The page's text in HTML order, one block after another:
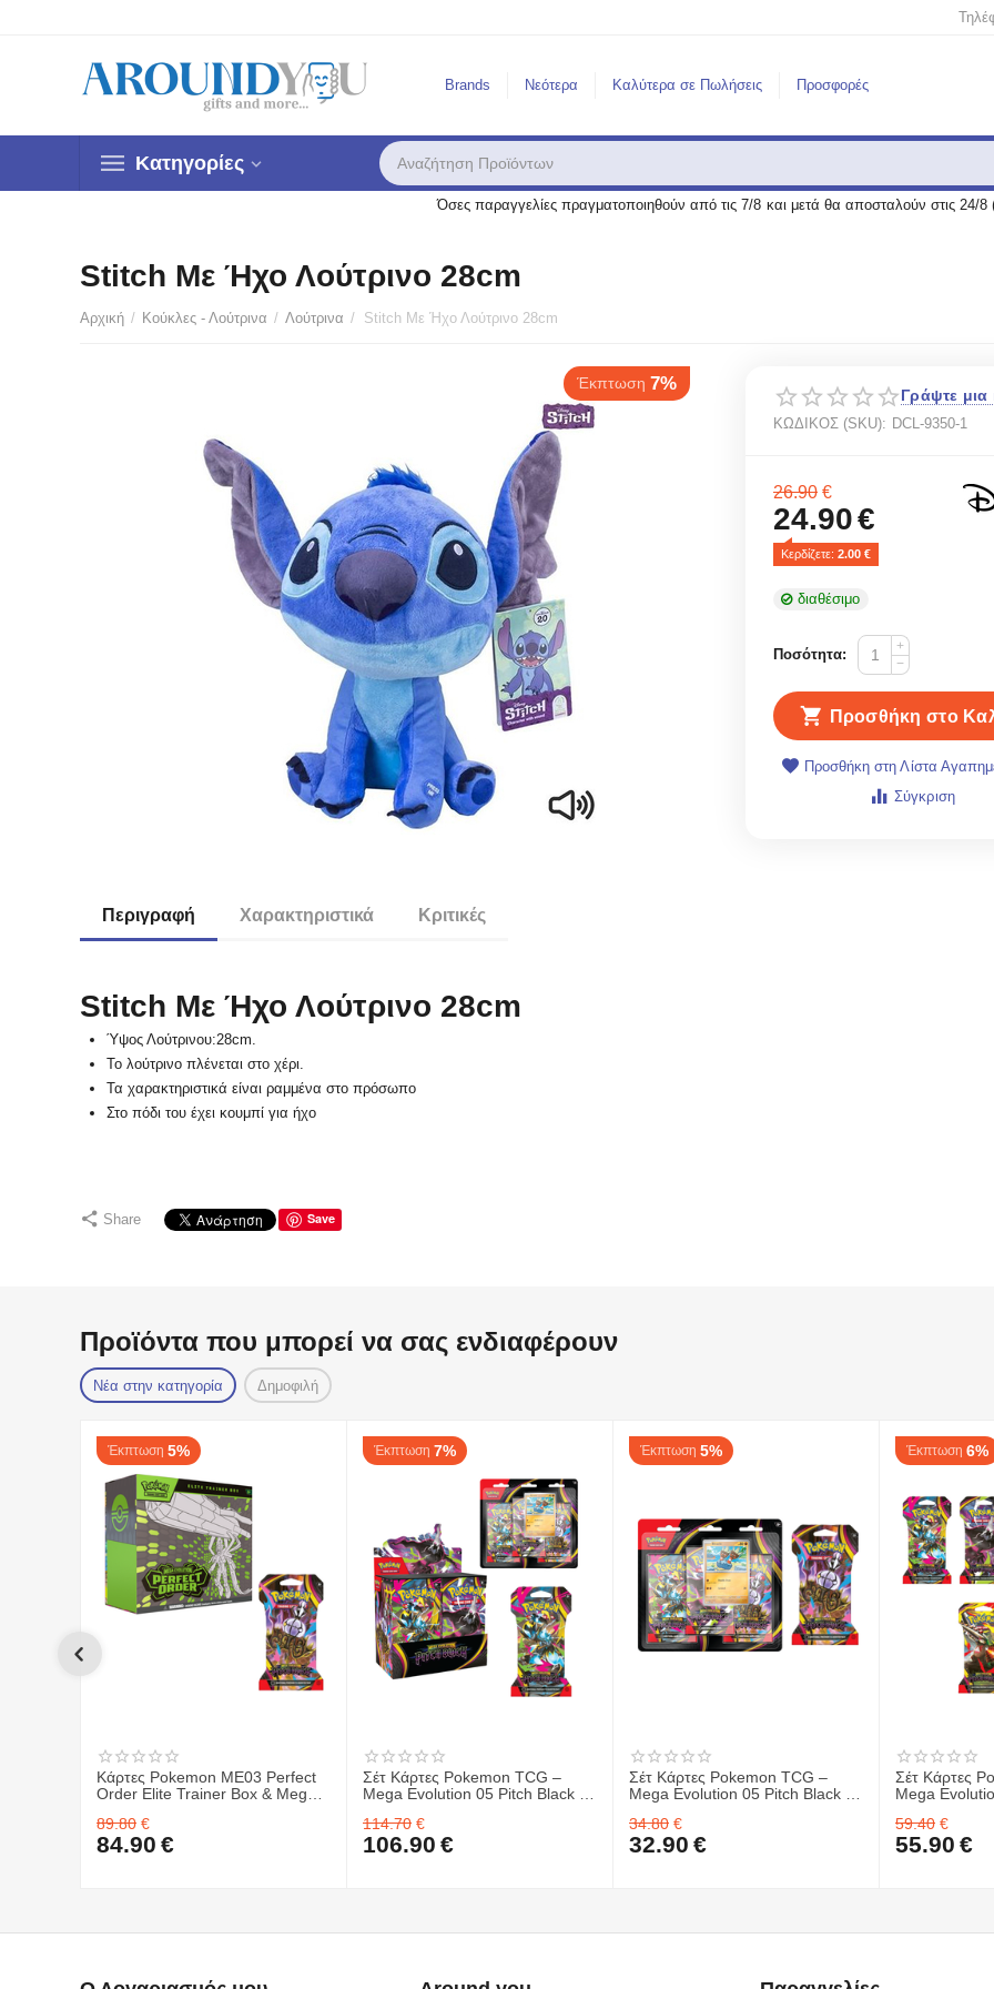
Brands Νεότερα Καλύτερα σε Πωλήσεις Προσφορές
Κατηγορίες
Όσες παραγγελίες πραγματοποιηθούν από τις 7/8 και μετά θα αποσταλούν στις 24/8
Stitch Με Ήχο Λούτρινο 28cm
Αρχική / Κούκλες - Λούτρινα / Λούτρινα / Stitch Με Ήχο Λούτρινο 28cm
Έκπτωση 7%
Γράψτε μια
ΚΩΔΙΚΟΣ (SKU): DCL-9350-1
26.90 €
24.90€
Κερδίζετε: 2.00 €
διαθέσιμο
Ποσότητα:
+
−
Προσθήκη στο
Προσθήκη στη Λίστα
Σύγκριση
Περιγραφή Χαρακτηριστικά Κριτικές
Stitch Με Ήχο Λούτρινο 28cm
Ύψος Λούτρινου:28cm.
Το λούτρινο πλένεται στο χέρι.
Τα χαρακτηριστικά είναι ραμμένα στο πρόσωπο
Στο πόδι του έχει κουμπί για ήχο
Share Save
Προϊόντα που μπορεί να σας ενδιαφέρουν
Νέα στην κατηγορία Δημοφιλή
Έκπτωση 5%
Κάρτες Pokemon ME03 Perfect
Order Elite Trainer Box & Mega
Sleeved Booster 1 ΤΜΧ.
89.80 €
84.90 €
Έκπτωση 7%
Σέτ Κάρτες Pokemon TCG –
Mega Evolution 05 Pitch Black -
Κάρτες Pokemon TCG – Mega
Evolution 05 Pitch Black - 3-
114.70 €
106.90 €
Έκπτωση 5%
Σέτ Κάρτες Pokemon TCG –
Mega Evolution 05 Pitch Black -
Κάρτες Pokemon TCG – Mega
Evolution 05 Pitch Black - 3-
34.80 €
32.90 €
Έκπτωση 6%
Σέτ Κάρτες
Mega
59.40 €
55.90 €